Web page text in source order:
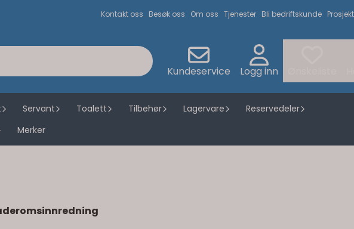
Kontakt oss Besøk oss Om oss Tjenester Bli bedriftskunde Prosjekt
Kundeservice Logg inn
Servant Toalett Tilbehør Lagervare
Reservedeler
Merker